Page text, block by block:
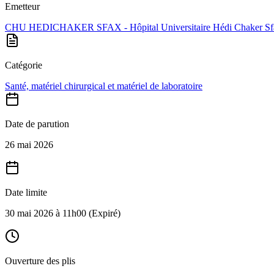
Emetteur
CHU HEDICHAKER SFAX - Hôpital Universitaire Hédi Chaker
Catégorie
Santé, matériel chirurgical et matériel de laboratoire
Date de parution
26 mai 2026
Date limite
30 mai 2026 à 11h00 (Expiré)
Ouverture des plis